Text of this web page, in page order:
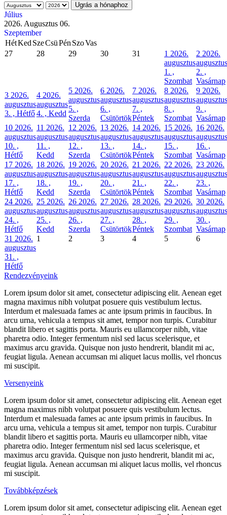
Ugrás a hónaphoz
Július
2026. Augusztus 06.
Szeptember
HétKed SzeCsüPén SzoVas
27
28 29 30 31 1 2026.
augusztus
1. ,
Szombat
2 2026.
augusztus
2. ,
Vasárnap
3 2026.
augusztus
3. , Hétfő
4 2026.
augusztus
4. , Kedd
5 2026.
augusztus
5. ,
Szerda
6 2026.
augusztus
6. ,
Csütörtök
7 2026.
augusztus
7. ,
Péntek
8 2026.
augusztus
8. ,
Szombat
9 2026.
augusztus
9. ,
Vasárnap
10 2026.
augusztus
10. ,
Hétfő
11 2026.
augusztus
11. ,
Kedd
12 2026.
augusztus
12. ,
Szerda
13 2026.
augusztus
13. ,
Csütörtök
14 2026.
augusztus
14. ,
Péntek
15 2026.
augusztus
15. ,
Szombat
16 2026.
augusztus
16. ,
Vasárnap
17 2026.
augusztus
17. ,
Hétfő
18 2026.
augusztus
18. ,
Kedd
19 2026.
augusztus
19. ,
Szerda
20 2026.
augusztus
20. ,
Csütörtök
21 2026.
augusztus
21. ,
Péntek
22 2026.
augusztus
22. ,
Szombat
23 2026.
augusztus
23. ,
Vasárnap
24 2026.
augusztus
24. ,
Hétfő
25 2026.
augusztus
25. ,
Kedd
26 2026.
augusztus
26. ,
Szerda
27 2026.
augusztus
27. ,
Csütörtök
28 2026.
augusztus
28. ,
Péntek
29 2026.
augusztus
29. ,
Szombat
30 2026.
augusztus
30. ,
Vasárnap
31 2026.
augusztus
31. ,
Hétfő
1 2 3 4 5 6
Rendezvényeink
Lorem ipsum dolor sit amet, consectetur adipiscing elit. Aenean eget
magna maximus nibh volutpat posuere quis vestibulum lectus.
Interdum et malesuada fames ac ante ipsum primis in faucibus. In
arcu urna, vehicula a tempus sit amet, tempor non turpis. Curabitur
blandit libero et sagittis porta. Mauris eu ullamcorper nibh, vitae
pharetra odio. Integer fermentum nisl sed lacus scelerisque, et
maximus arcu gravida. Quisque non justo hendrerit, blandit mi ac,
feugiat ligula. Aenean accumsan mi aliquet lacus mollis, vel rhoncus
mi suscipit.
Versenyeink
Lorem ipsum dolor sit amet, consectetur adipiscing elit. Aenean eget
magna maximus nibh volutpat posuere quis vestibulum lectus.
Interdum et malesuada fames ac ante ipsum primis in faucibus. In
arcu urna, vehicula a tempus sit amet, tempor non turpis. Curabitur
blandit libero et sagittis porta. Mauris eu ullamcorper nibh, vitae
pharetra odio. Integer fermentum nisl sed lacus scelerisque, et
maximus arcu gravida. Quisque non justo hendrerit, blandit mi ac,
feugiat ligula. Aenean accumsan mi aliquet lacus mollis, vel rhoncus
mi suscipit.
Továbbképzések
Lorem ipsum dolor sit amet, consectetur adipiscing elit. Aenean eget